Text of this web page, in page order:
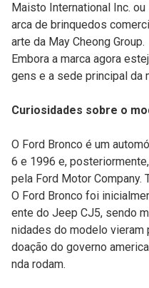
Maisto International Inc.
arca de brinquedos
arte da May Cheong Group.
Embora a marca agora
gens e a sede principal da
Curiosidades sobre o
O Ford Bronco é um
6 e 1996 e,
pela Ford Motor
O Ford Bronco foi
ente do Jeep CJ5, sendo
nidades do modelo vieram
doação do governo
nda rodam.